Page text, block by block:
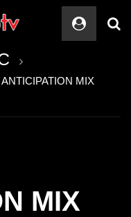
MIX
MIX